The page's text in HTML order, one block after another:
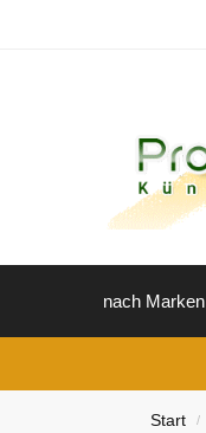
nach Marken
Start /